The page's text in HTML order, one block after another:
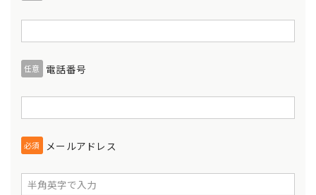
任意 電話番号
必須 メールアドレス